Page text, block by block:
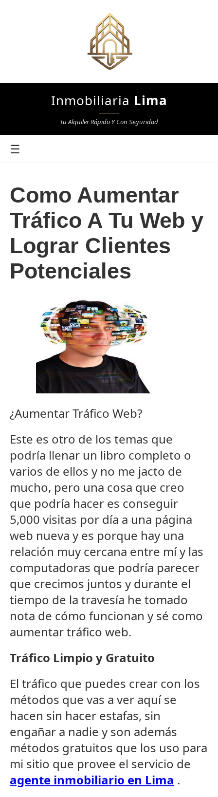
Inmobiliaria Lima
Tu Alquiler Rápido Y Con Seguridad
☰
Como Aumentar
Tráfico A Tu Web y
Lograr Clientes
Potenciales
¿Aumentar Tráfico Web?
Este es otro de los temas que
podría llenar un libro completo o
varios de ellos y no me jacto de
mucho, pero una cosa que creo
que podría hacer es conseguir
5,000 visitas por día a una página
web nueva y es porque hay una
relación muy cercana entre mí y las
computadoras que podría parecer
que crecimos juntos y durante el
tiempo de la travesía he tomado
nota de cómo funcionan y sé como
aumentar tráfico web.
Tráfico Limpio y Gratuito
El tráfico que puedes crear con los
métodos que vas a ver aquí se
hacen sin hacer estafas, sin
engañar a nadie y son además
métodos gratuitos que los uso para
mi sitio que provee el servicio de
agente inmobiliario en Lima .